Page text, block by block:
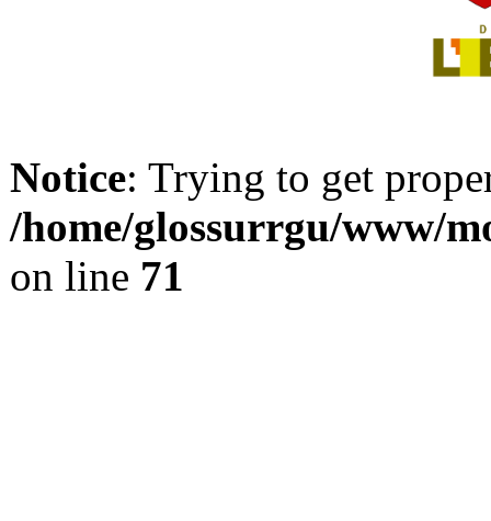
Notice: Trying to get
/home/glossurrgu/www/
on line 71